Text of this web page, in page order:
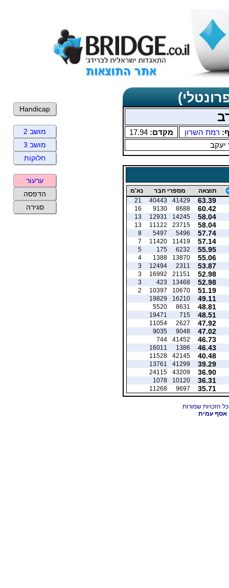
רמת השרון מקדם: 17.94
יעקב
תוצאה מספרי חבר נא'מ
63.39
41429
40443
21
60.42
8688
9130
16
58.04
14245
12931
13
58.04
23715
11122
13
57.74
5496
5497
8
57.14
11419
11420
7
55.95
6232
175
5
55.06
13870
1388
4
53.87
2311
12494
3
52.98
21151
16992
3
52.98
13468
423
3
51.19
10670
10397
2
49.11
16210
19829
48.81
8631
5520
48.51
715
19471
47.92
2627
11054
47.02
9048
9035
46.73
41452
744
46.43
1386
16011
40.48
42145
11528
39.29
41299
13761
36.90
43209
24115
36.31
10120
1078
35.71
9697
11268
אסף עמית
Handicap
מושב 2
מושב 3
חלוקות
ערעור
הדפסה
סגירה